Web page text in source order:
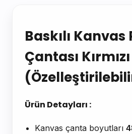
Baskılı Kanvas
Çantası
Ürün Detayları :
Kanvas çanta boyutları